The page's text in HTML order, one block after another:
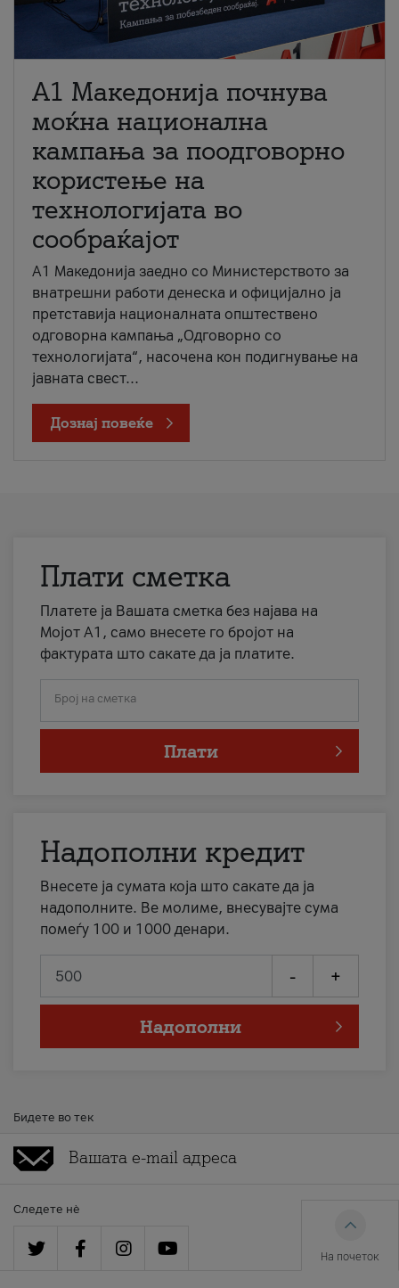
A1 Македонија почнува
моќна национална
кампања за поодговорно
користење на
технологијата во
сообраќајот
A1 Македонија заедно со Министерството за
внатрешни работи денеска и официјално ја
претставија националната општествено
одговорна кампања „Одговорно со
технологијата“, насочена кон подигнување на
јавната свест...
Дознај повеќе
Плати сметка
Платете ја Вашата сметка без најава на
Мојот А1, само внесете го бројот на
фактурата што сакате да ја платите.
Број на сметка
Плати
Надополни кредит
Внесете ја сумата која што сакате да ја
надополните. Ве молиме, внесувајте сума
помеѓу 100 и 1000 денари.
- +
Надополни
Бидете во тек
Следете нè
На почеток